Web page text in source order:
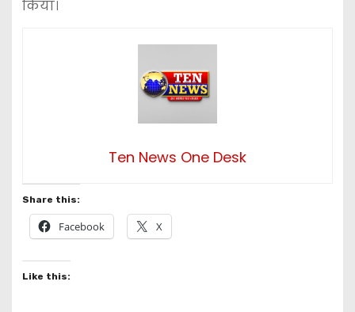
किया।
Ten News One Desk
Share this:
Facebook X
Like this: